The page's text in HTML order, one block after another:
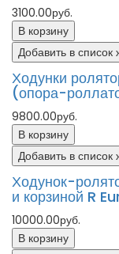
3100.00руб.
В корзину
Добавить в список
Ходунки
(опора-
9800.00руб.
В корзину
Добавить в список
Ходунок-
и корзиной R
10000.00руб.
В корзину